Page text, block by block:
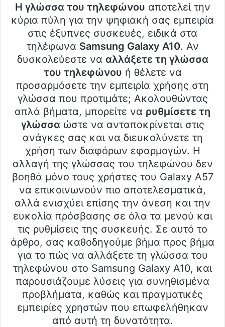
Η γλώσσα του τηλεφώνου αποτελεί την
κύρια πύλη για την ψηφιακή σας εμπειρία
στις έξυπνες συσκευές, ειδικά στα
τηλέφωνα Samsung Galaxy A10. Αν
δυσκολεύεστε να αλλάξετε τη γλώσσα
του τηλεφώνου ή θέλετε να
προσαρμόσετε την εμπειρία χρήσης στη
γλώσσα που προτιμάτε; Ακολουθώντας
απλά βήματα, μπορείτε να ρυθμίσετε τη
γλώσσα ώστε να ανταποκρίνεται στις
ανάγκες σας και να διευκολύνετε τη
χρήση των διαφόρων εφαρμογών. Η
αλλαγή της γλώσσας του τηλεφώνου δεν
βοηθά μόνο τους χρήστες του Galaxy A57
να επικοινωνούν πιο αποτελεσματικά,
αλλά ενισχύει επίσης την άνεση και την
ευκολία πρόσβασης σε όλα τα μενού και
τις ρυθμίσεις της συσκευής. Σε αυτό το
άρθρο, σας καθοδηγούμε βήμα προς βήμα
για το πώς να αλλάξετε τη γλώσσα του
τηλεφώνου στο Samsung Galaxy A10, και
παρουσιάζουμε λύσεις για συνηθισμένα
προβλήματα, καθώς και πραγματικές
εμπειρίες χρηστών που επωφελήθηκαν
από αυτή τη δυνατότητα.